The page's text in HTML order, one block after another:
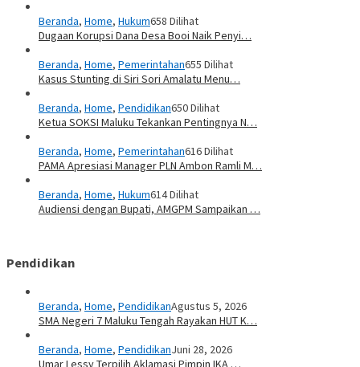
Beranda, Home, Hukum658 Dilihat
Dugaan Korupsi Dana Desa Booi Naik Penyi…
Beranda, Home, Pemerintahan655 Dilihat
Kasus Stunting di Siri Sori Amalatu Menu…
Beranda, Home, Pendidikan650 Dilihat
Ketua SOKSI Maluku Tekankan Pentingnya N…
Beranda, Home, Pemerintahan616 Dilihat
PAMA Apresiasi Manager PLN Ambon Ramli M…
Beranda, Home, Hukum614 Dilihat
Audiensi dengan Bupati, AMGPM Sampaikan …
Pendidikan
Beranda, Home, PendidikanAgustus 5, 2026
SMA Negeri 7 Maluku Tengah Rayakan HUT K…
Beranda, Home, PendidikanJuni 28, 2026
Umar Lessy Terpilih Aklamasi Pimpin IKA …